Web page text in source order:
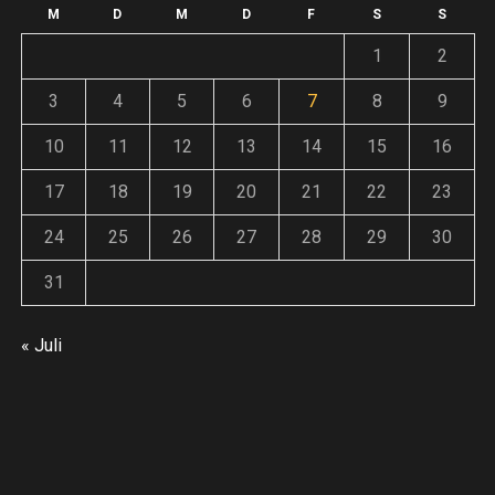
weiter
M D M D F S S
1 2
3 4 5 6 7 8 9
10 11 12 13 14 15 16
17 18 19 20 21 22 23
24 25 26 27 28 29 30
31
« Juli